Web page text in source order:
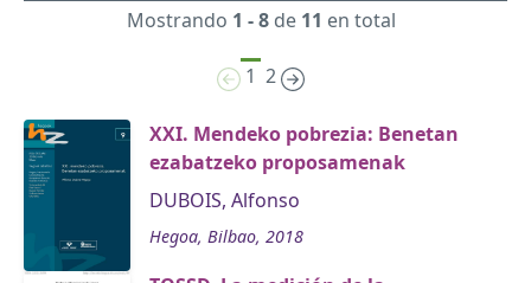
Mostrando 1 - 8de 11 en total
1 2
XXI. Mendeko pobrezia: Benetan
ezabatzeko proposamenak
DUBOIS, Alfonso
Hegoa, Bilbao, 2018